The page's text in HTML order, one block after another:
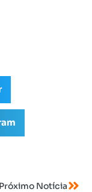
Próximo Notícia